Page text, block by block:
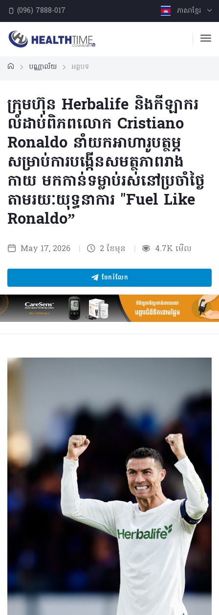
(096) 7888-017 ភាសាខ្មែរ
បណ្ណាល័យ អត្ថបទ
ក្រុមហ៊ុន Herbalife និងកីឡាករ
លំដាប់ពិភពលោក Cristiano
Ronaldo នាំយកអាហារូបត្ថម្ភ
សម្រាប់ការបង្កើនសមត្ថភាពរាង
កាយ មកកាន់ទម្លាប់រស់នៅប្រចាំថ្ងៃ
តាមរយៈយុទ្ធនាការ "Fuel Like
Ronaldo”
May 17, 2026 | 2 ខែមុន | 4.7K មើល
ចែករំលែក